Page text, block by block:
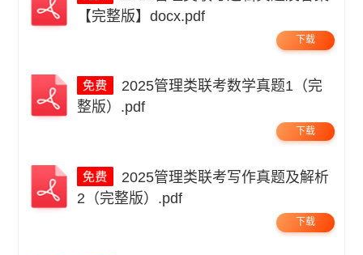
【完整版】docx.pdf
下载
整版）.pdf
下载
2（完整版）.pdf
下载